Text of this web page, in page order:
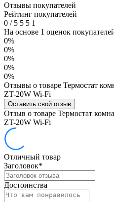
Отзывы покупателей
Рейтинг покупателей
0 /5 5 5 1
На основе 1 оценок
0%
0%
0%
0%
0%
Отзывы о товаре Термостат
ZT-20W Wi-Fi
Оставить свой отзыв
Отзыв о товаре Термостат
ZT-20W Wi-Fi
Отличный товар
Заголовок*
Достоинства